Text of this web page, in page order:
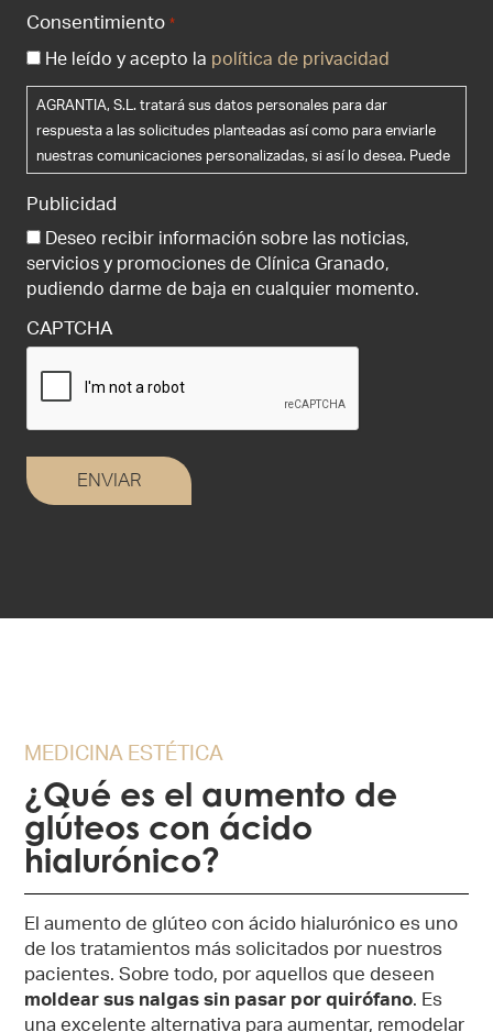
Consentimiento *
He leído y acepto la política de privacidad
AGRANTIA, S.L. tratará sus datos personales para dar
respuesta a las solicitudes planteadas así como para enviarle
nuestras comunicaciones personalizadas, si así lo desea. Puede
portabilidad de sus datos, de limitación y oposición a su
tratamiento, así como a no ser objeto de decisiones basadas
únicamente en el tratamiento automatizado de sus datos,
cuando procedan, en la dirección de correo electrónico
política de privacidad antes de proporcionarnos sus datos
Publicidad
Deseo recibir información sobre las noticias,
servicios y promociones de Clínica Granado,
pudiendo darme de baja en cualquier momento.
CAPTCHA
MEDICINA ESTÉTICA
¿Qué es el aumento de
glúteos con ácido
hialurónico?
El aumento de glúteo con ácido hialurónico es uno
de los tratamientos más solicitados por nuestros
pacientes. Sobre todo, por aquellos que deseen
moldear sus nalgas sin pasar por quirófano. Es
una excelente alternativa para aumentar, remodelar